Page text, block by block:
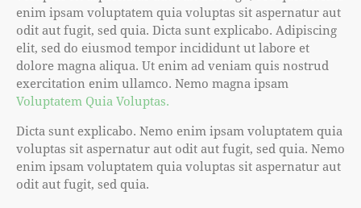
enim ipsam voluptatem quia voluptas sit aspernatur aut
odit aut fugit, sed quia. Dicta sunt explicabo. Adipiscing
elit, sed do eiusmod tempor incididunt ut labore et
dolore magna aliqua. Ut enim ad veniam quis nostrud
exercitation enim ullamco. Nemo magna ipsam
Voluptatem Quia Voluptas.
Dicta sunt explicabo. Nemo enim ipsam voluptatem quia
voluptas sit aspernatur aut odit aut fugit, sed quia. Nemo
enim ipsam voluptatem quia voluptas sit aspernatur aut
odit aut fugit, sed quia.